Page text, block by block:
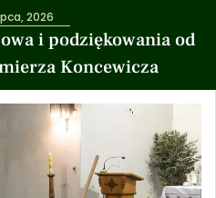
i podziękowania od
Koncewicza
2026